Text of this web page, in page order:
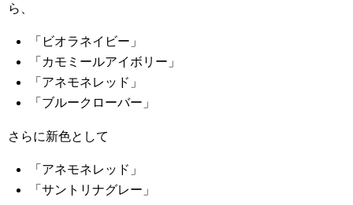
ら、
「ビオラネイビー」
「カモミールアイボリー」
「アネモネレッド」
「ブルークローバー」
さらに新色として
「アネモネレッド」
「サントリナグレー」